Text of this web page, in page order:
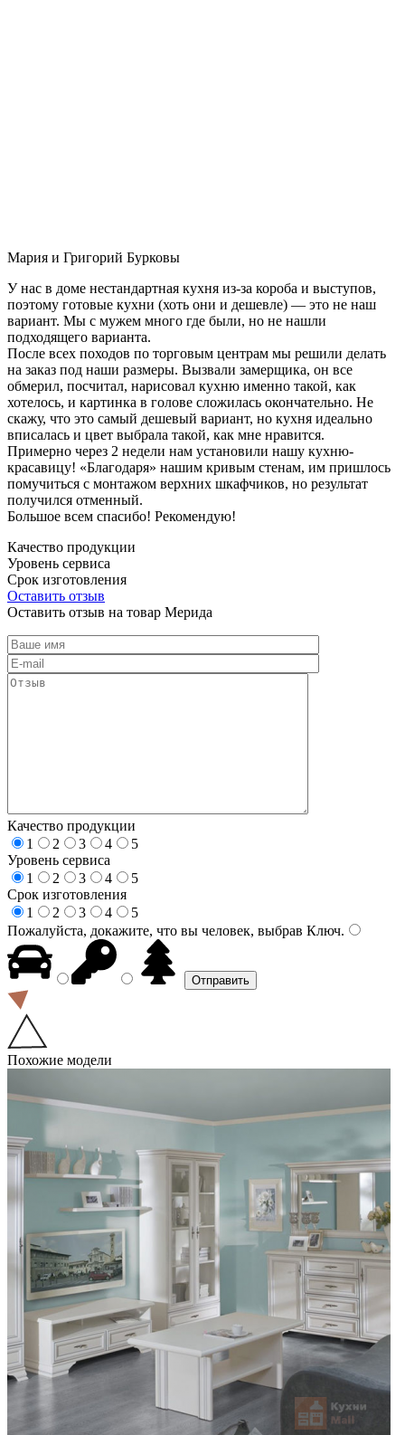
Мария и Григорий Бурковы
У нас в доме нестандартная кухня из-за короба и выступов,
поэтому готовые кухни (хоть они и дешевле) — это не наш
вариант. Мы с мужем много где были, но не нашли
подходящего варианта.
После всех походов по торговым центрам мы решили делать
на заказ под наши размеры. Вызвали замерщика, он все
обмерил, посчитал, нарисовал кухню именно такой, как
хотелось, и картинка в голове сложилась окончательно. Не
скажу, что это самый дешевый вариант, но кухня идеально
вписалась и цвет выбрала такой, как мне нравится.
Примерно через 2 недели нам установили нашу кухню-
красавицу! «Благодаря» нашим кривым стенам, им пришлось
помучиться с монтажом верхних шкафчиков, но результат
получился отменный.
Большое всем спасибо! Рекомендую!
Качество продукции
Уровень сервиса
Срок изготовления
Оставить отзыв
Оставить отзыв на товар Мерида
Качество продукции
1
2 3 4
5
Уровень сервиса
1
2 3 4
5
Срок изготовления
1
2 3 4
5
Пожалуйста, докажите, что вы человек, выбрав Ключ.
Похожие модели